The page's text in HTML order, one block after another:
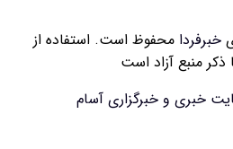
خبرفردامحفوظ است. استفاده از
ذکر منبع آزاد است
خبری و خبرگزاری آسام